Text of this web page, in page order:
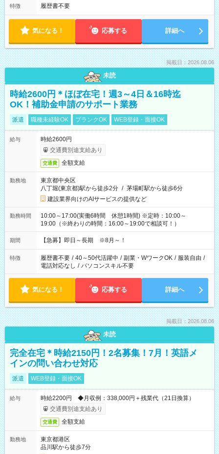
特徴 履歴書不要
気になる！ 応募する 詳細へ
掲載日：2026.08.06
未読
時給2600円＊ほぼ在宅！週3～4日＆16時迄
OK！補助金申請のサポート業務
派遣 職種未経験OK ブランクOK WEB登録・面接OK
給与
時給2600円
交通費別途支給あり
交通費 全額支給
勤務地
東京都中央区
八丁堀(東京都)駅から徒歩2分 / 茅場町駅から徒歩6分
建設業界向けのAIサービスの提供など
勤務時間
10:00～17:00(実働6時間 休憩1時間) ※定時：10:00～
19:00（※終わりの時間：16:00～19:00で相談可！）
期間 【急募】即日～長期 ※8月～！
特徴 履歴書不要 / 40～50代活躍中 / 副業・WワークOK / 服装自由 /
電話対応なし / パソコンスキル不要
気になる！ 応募する 詳細へ
掲載日：2026.08.06
未読
完全在宅＊時給2150円！2名募集！7月！英語メ
インの問い合わせ対応
派遣 WEB登録・面接OK
給与
時給2200円 ◆月収例：338,000円＋残業代（21日換算）
交通費別途支給あり
交通費 全額支給
勤務地
東京都港区
品川駅から徒歩7分